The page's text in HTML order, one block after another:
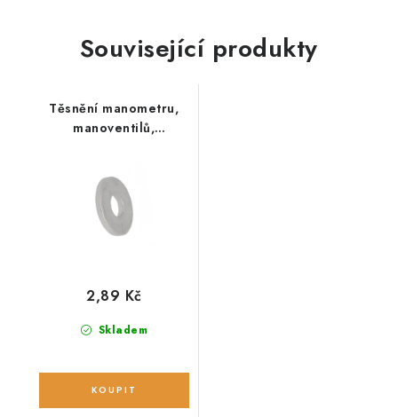
Související produkty
Těsnění manometru,
manoventilů,
Skladem
2,89 Kč